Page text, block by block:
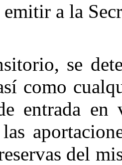
emitir a la
se
como
entrada en
del